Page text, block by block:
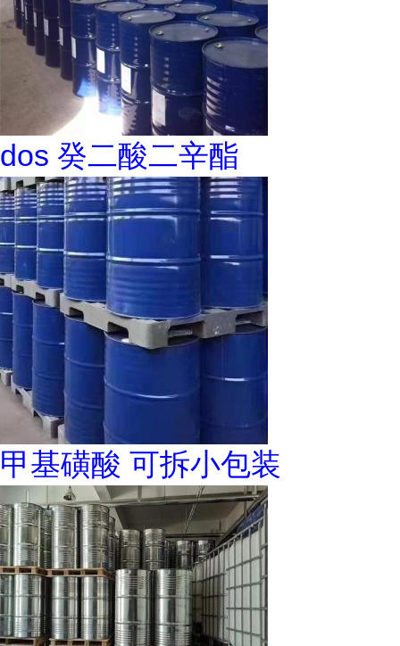
dos 癸二酸二辛酯
甲基磺酸 可拆小包装